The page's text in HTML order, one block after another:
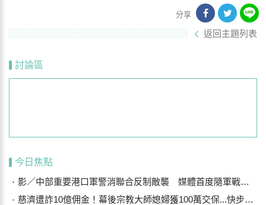
分享
返回主題列表
討論區
今日焦點
影／中部重要港口軍警消聯合反制敵襲 媒體首度隨軍戰鬥演練
慈濟遭詐10億佣金！幕後宗教大師媳婦獲100萬交保...快步奔離不發一語